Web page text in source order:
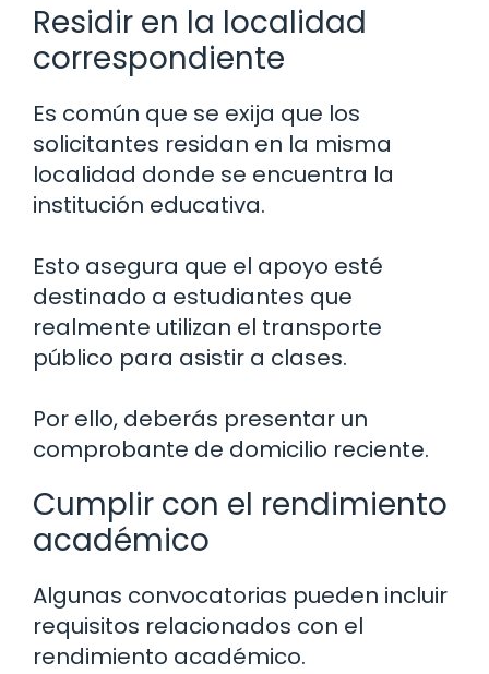
Residir en la localidad
correspondiente
Es común que se exija que los
solicitantes residan en la misma
localidad donde se encuentra la
institución educativa.
Esto asegura que el apoyo esté
destinado a estudiantes que
realmente utilizan el transporte
público para asistir a clases.
Por ello, deberás presentar un
comprobante de domicilio reciente.
Cumplir con el rendimiento
académico
Algunas convocatorias pueden incluir
requisitos relacionados con el
rendimiento académico.